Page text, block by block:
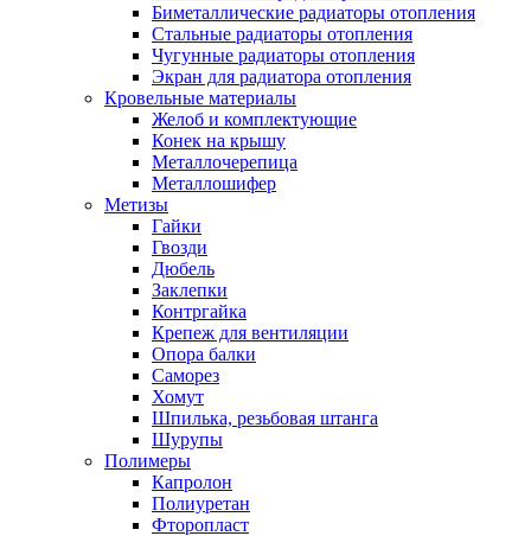
Биметаллические радиаторы отопления
Стальные радиаторы отопления
Чугунные радиаторы отопления
Экран для радиатора отопления
Кровельные материалы
Желоб и комплектующие
Конек на крышу
Металлочерепица
Металлошифер
Метизы
Гайки
Гвозди
Дюбель
Заклепки
Контргайка
Крепеж для вентиляции
Опора балки
Саморез
Хомут
Шпилька, резьбовая штанга
Шурупы
Полимеры
Капролон
Полиуретан
Фторопласт